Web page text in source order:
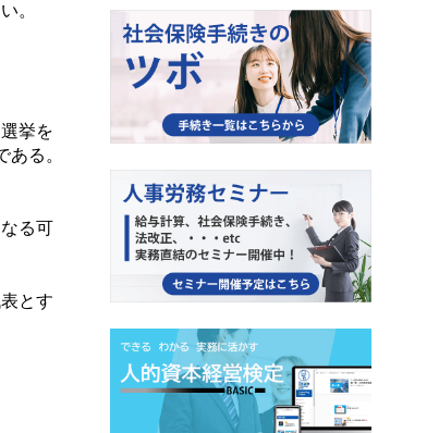
。
挙を
る。
る可
とす